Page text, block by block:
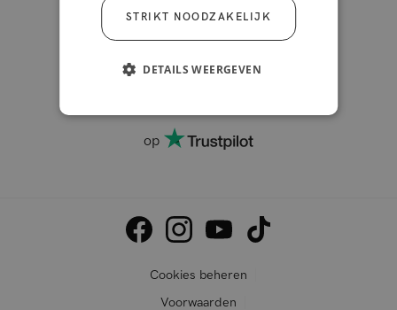
op
Cookies beheren
Voorwaarden
STRIKT NOODZAKELIJK
DETAILS WEERGEVEN